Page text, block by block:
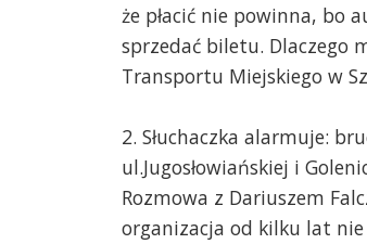
że płacić nie powinna, bo
sprzedać biletu. Dlaczego
Transportu Miejskiego w
2. Słuchaczka alarmuje:
ul.Jugosłowiańskiej i
Rozmowa z Dariuszem
organizacja od kilku lat